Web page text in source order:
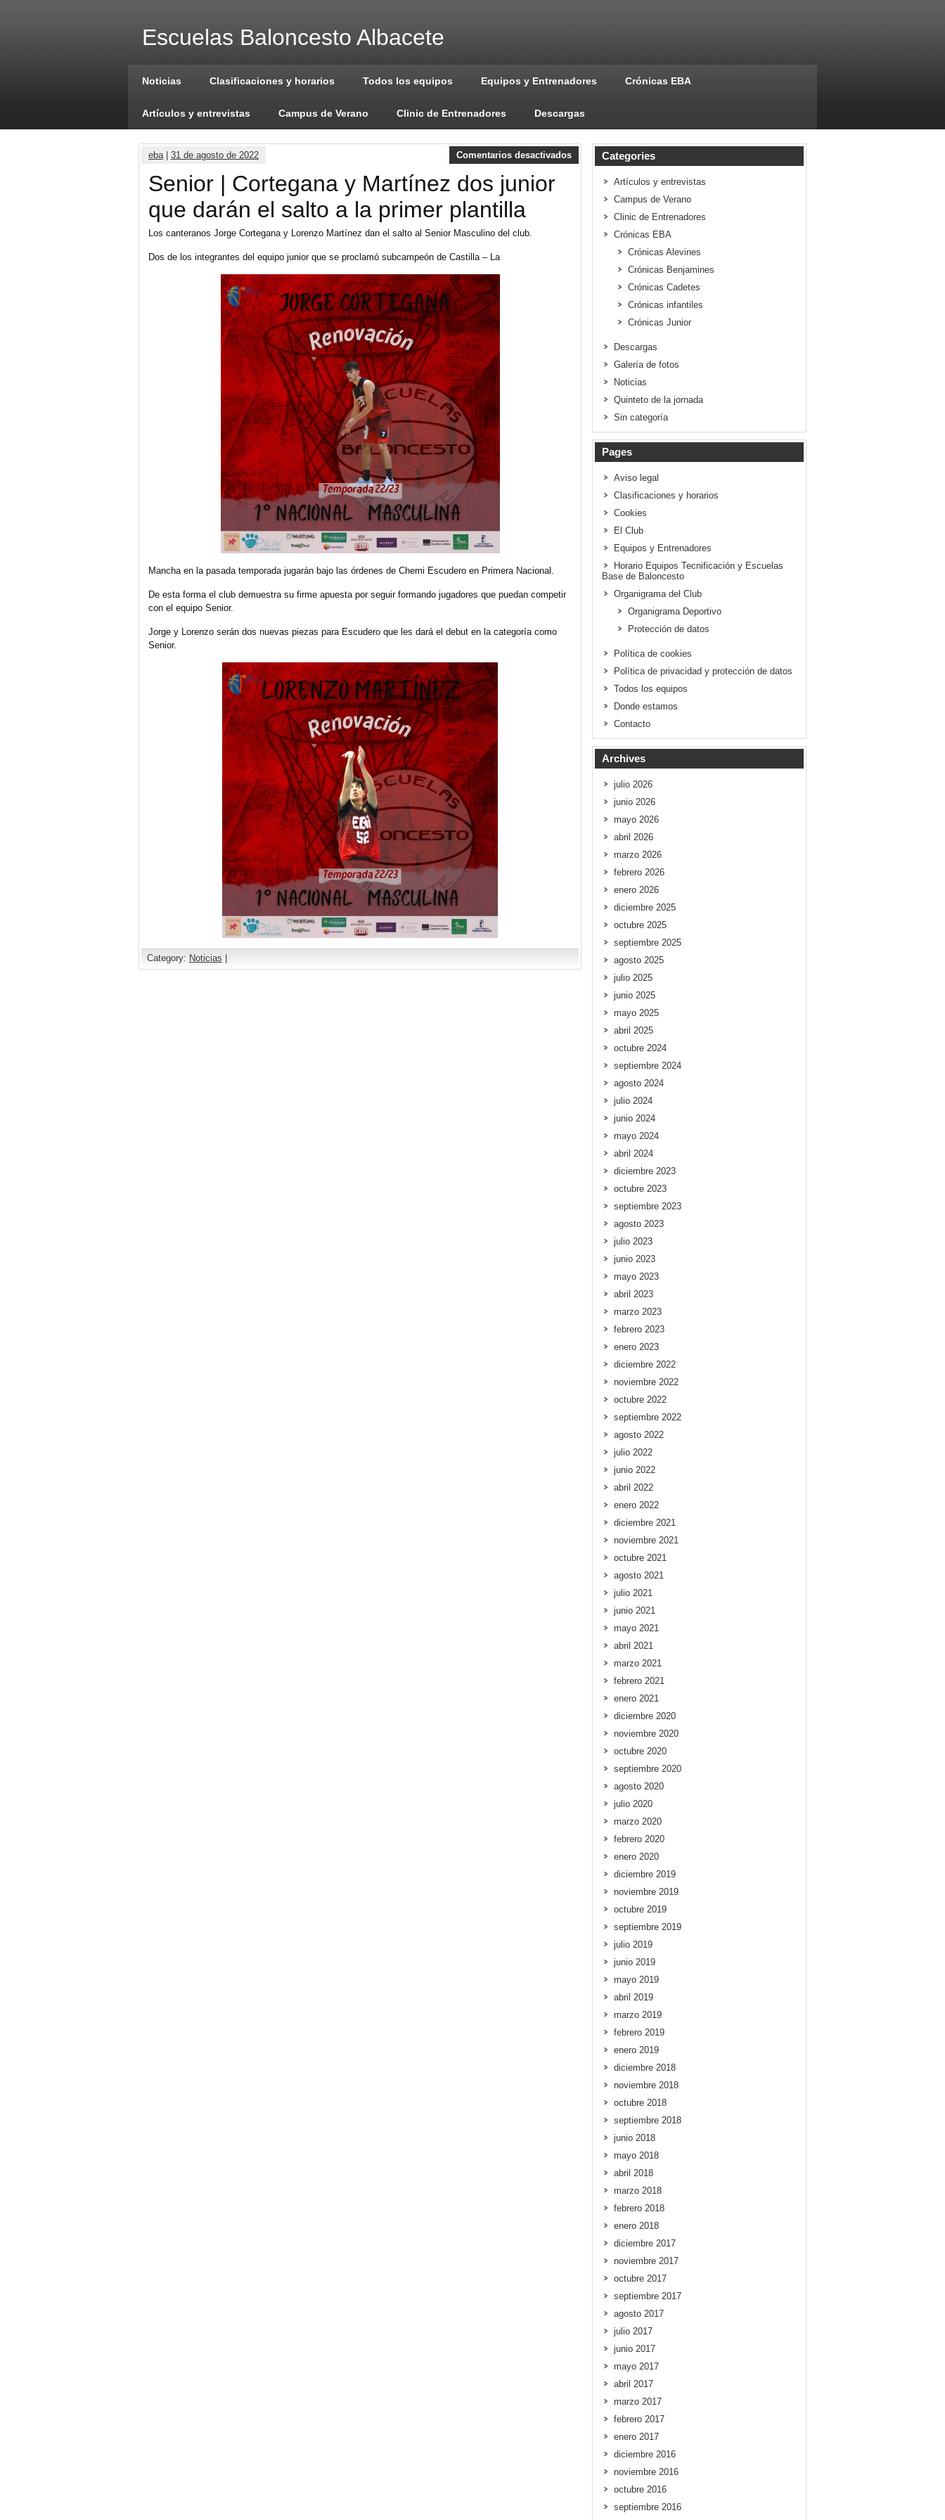
Escuelas Baloncesto Albacete
Noticias Clasificaciones y horarios Todos los equipos Equipos y Entrenadores Crónicas EBA
Artículos y entrevistas Campus de Verano Clinic de Entrenadores Descargas
eba| 31 de agosto de 2022 Comentarios desactivados
Senior | Cortegana y Martínez dos junior
que darán el salto a la primer plantilla
Los canteranos Jorge Cortegana y Lorenzo Martínez dan el salto al Senior Masculino del club.
Dos de los integrantes del equipo junior que se proclamó subcampeón de Castilla – La
Mancha en la pasada temporada jugarán bajo las órdenes de Chemi Escudero en Primera Nacional.
De esta forma el club demuestra su firme apuesta por seguir formando jugadores que puedan competir
con el equipo Senior.
Jorge y Lorenzo serán dos nuevas piezas para Escudero que les dará el debut en la categoría como
Senior.
Category: Noticias
Categories
Artículos y entrevistas
Campus de Verano
Clinic de Entrenadores
Crónicas EBA
Crónicas Alevines
Crónicas Benjamines
Crónicas Cadetes
Crónicas infantiles
Crónicas Junior
Descargas
Galería de fotos
Noticias
Quinteto de la jornada
Sin categoría
Pages
Aviso legal
Clasificaciones y horarios
Cookies
El Club
Equipos y Entrenadores
Horario Equipos Tecnificación y Escuelas
Base de Baloncesto
Organigrama del Club
Organigrama Deportivo
Protección de datos
Política de cookies
Política de privacidad y protección de datos
Todos los equipos
Donde estamos
Contacto
Archives
julio 2026
junio 2026
mayo 2026
abril 2026
marzo 2026
febrero 2026
enero 2026
diciembre 2025
octubre 2025
septiembre 2025
agosto 2025
julio 2025
junio 2025
mayo 2025
abril 2025
octubre 2024
septiembre 2024
agosto 2024
julio 2024
junio 2024
mayo 2024
abril 2024
diciembre 2023
octubre 2023
septiembre 2023
agosto 2023
julio 2023
junio 2023
mayo 2023
abril 2023
marzo 2023
febrero 2023
enero 2023
diciembre 2022
noviembre 2022
octubre 2022
septiembre 2022
agosto 2022
julio 2022
junio 2022
abril 2022
enero 2022
diciembre 2021
noviembre 2021
octubre 2021
agosto 2021
julio 2021
junio 2021
mayo 2021
abril 2021
marzo 2021
febrero 2021
enero 2021
diciembre 2020
noviembre 2020
octubre 2020
septiembre 2020
agosto 2020
julio 2020
marzo 2020
febrero 2020
enero 2020
diciembre 2019
noviembre 2019
octubre 2019
septiembre 2019
julio 2019
junio 2019
mayo 2019
abril 2019
marzo 2019
febrero 2019
enero 2019
diciembre 2018
noviembre 2018
octubre 2018
septiembre 2018
junio 2018
mayo 2018
abril 2018
marzo 2018
febrero 2018
enero 2018
diciembre 2017
noviembre 2017
octubre 2017
septiembre 2017
agosto 2017
julio 2017
junio 2017
mayo 2017
abril 2017
marzo 2017
febrero 2017
enero 2017
diciembre 2016
noviembre 2016
octubre 2016
septiembre 2016